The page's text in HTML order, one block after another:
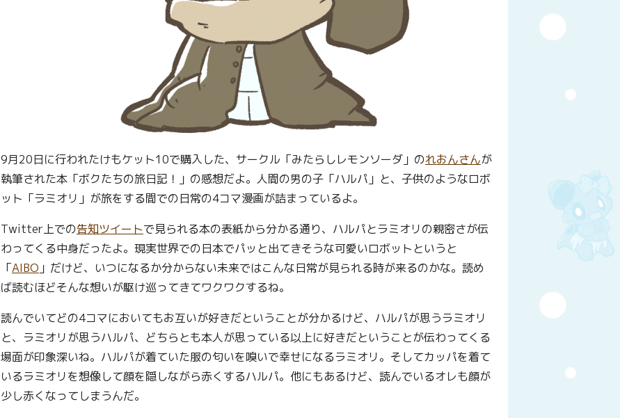
9月20日に行われたけもケット10で購入した、サークル「みたらしレモンソーダ」のれおんさんが
執筆された本「ボクたちの旅日記！」の感想だよ。人間の男の子「ハルパ」と、子供のようなロボ
ット「ラミオリ」が旅をする間での日常の4コマ漫画が詰まっているよ。
Twitter上での告知ツイートで見られる本の表紙から分かる通り、ハルパとラミオリの親密さが伝
わってくる中身だったよ。現実世界での日本でパッと出てきそうな可愛いロボットというと
「AIBO 」だけど、いつになるか分からない未来ではこんな日常が見られる時が来るのかな。読め
ば読むほどそんな想いが駆け巡ってきてワクワクするね。
読んでいてどの4コマにおいてもお互いが好きだということが分かるけど、ハルパが思うラミオリ
と、ラミオリが思うハルパ、どちらとも本人が思っている以上に好きだということが伝わってくる
場面が印象深いね。ハルパが着ていた服の匂いを嗅いで幸せになるラミオリ。そしてカッパを着て
いるラミオリを想像して顔を隠しながら赤くするハルパ。他にもあるけど、読んでいるオレも顔が
少し赤くなってしまうんだ。